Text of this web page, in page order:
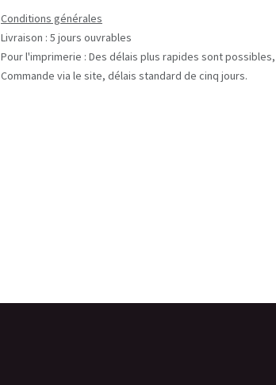
Conditions générales
Livraison : 5 jours ouvrables
Pour l'imprimerie : Des délais plus rapides sont
Commande via le site, délais standard de cinq jours.